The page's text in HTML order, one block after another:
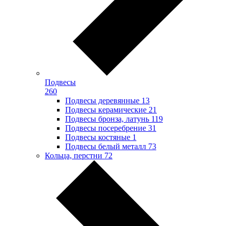
Подвесы
260
Подвесы деревянные 13
Подвесы керамические 21
Подвесы бронза, латунь 119
Подвесы посеребрение 31
Подвесы костяные 1
Подвесы белый металл 73
Кольца, перстни 72